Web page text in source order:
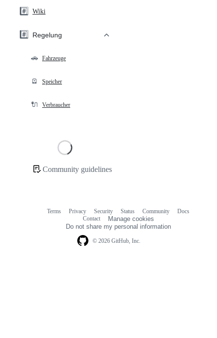
#️⃣ Wiki
#️⃣ Regelung
🚗 Fahrzeuge
🪫 Speicher
🔌 Verbraucher
Community guidelines
© 2026 GitHub, Inc.
Terms Privacy Security Status Community
Docs
Contact
Manage cookies
Do not share my personal information